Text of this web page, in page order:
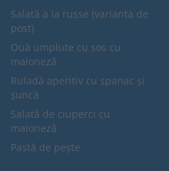
Salată a la russe (varianta de
post)
Ouă umplute cu sos cu
maioneză
Ruladă aperitiv cu spanac și
șuncă
Salată de ciuperci cu
maioneză
Pastă de pește